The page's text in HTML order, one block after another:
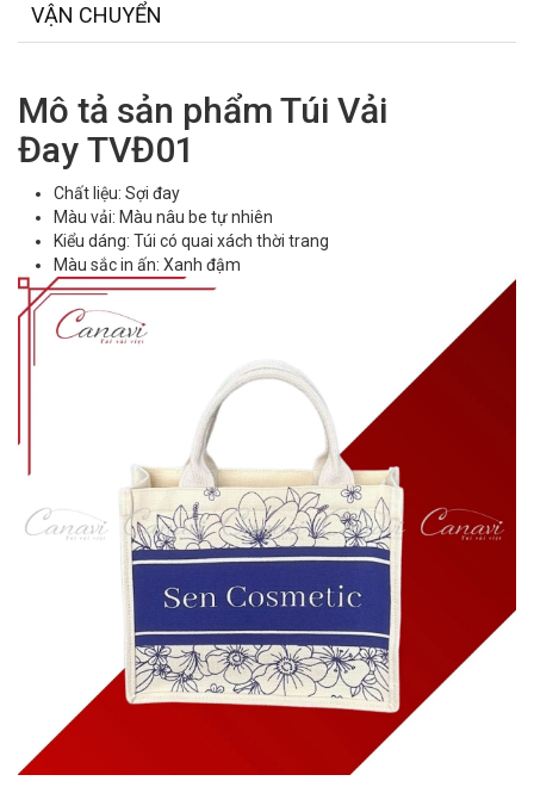
VẬN CHUYỂN
Mô tả sản phẩm Túi Vải
Đay TVĐ01
Chất liệu: Sợi đay
Màu vải: Màu nâu be tự nhiên
Kiểu dáng: Túi có quai xách thời trang
Màu sắc in ấn: Xanh đậm